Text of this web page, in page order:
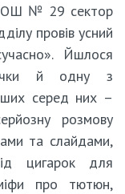
ЗОШ № 29 сектор
провів усний
Йшлося
й одну з
серед них –
розмову
та слайдами,
цигарок для
про тютюн,